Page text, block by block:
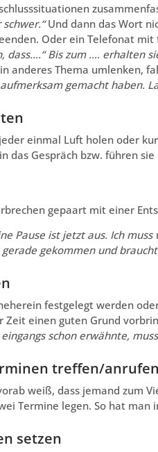
Und dann das Wort
Oder ein Telefonat
dass….“ Bis zum …. erhalten
anderes Thema umlenken,
gemacht haben.
einmal Luft holen oder
das Gespräch bzw. führen sie
gepaart mit einer
Pause ist jetzt aus. Ich
gekommen und
festgelegt werden
Zeit einen guten Grund
eingangs schon erwähnte,
treffen/anrufen
weiß, dass jemand zum
Termine legen. So hat
setzen